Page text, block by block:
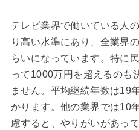
テレビ業界で働いている人
り高い水準にあり、全業界
らいになっています。特に
って1000万円を超えるのも
ません。平均継続年数は19
かります。他の業界では10
慮すると、やりがいがあっ